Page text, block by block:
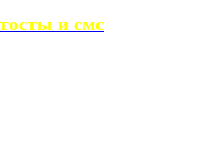
и смс